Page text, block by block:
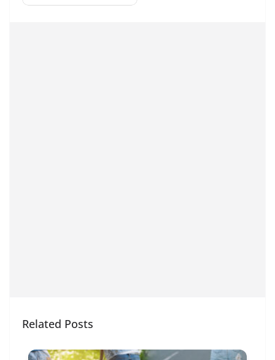
Related Posts